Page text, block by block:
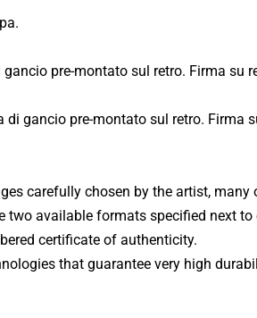
- Monroe Clinic (2013)
(2011)
- Mostra Personale (2010)
Itinere (2015)
- Galleria Vittoria (2014)
pre-montato sul retro. Firma su
gancio pre-montato sul retro. Firma
carefully chosen by the artist,
available formats specified next
certificate of authenticity.
that guarantee very high